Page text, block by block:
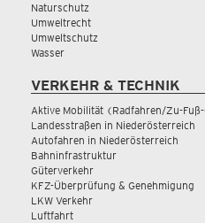
Naturschutz
Umweltrecht
Umweltschutz
Wasser
VERKEHR & TECHNIK
Aktive Mobilität (Radfahren/Zu-
Landesstraßen in Niederösterreich
Autofahren in Niederösterreich
Bahninfrastruktur
Güterverkehr
KFZ-Überprüfung & Genehmigung
LKW Verkehr
Luftfahrt